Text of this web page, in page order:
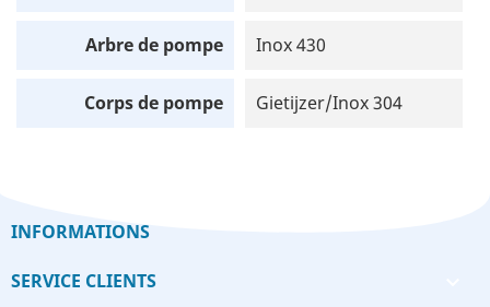
Arbre de pompe Inox 430
Corps de pompe Gietijzer/Inox 304
INFORMATIONS
SERVICE CLIENTS